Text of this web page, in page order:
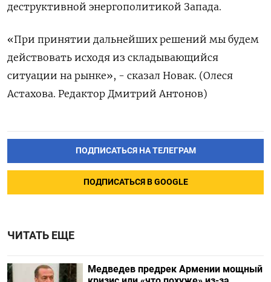
деструктивной энергополитикой Запада.
«При принятии дальнейших решений мы будем
действовать исходя из складывающийся
ситуации на рынке», - сказал Новак. (Олеся
Астахова. Редактор Дмитрий Антонов)
ПОДПИСАТЬСЯ НА ТЕЛЕГРАМ
ПОДПИСАТЬСЯ В GOOGLE
ЧИТАТЬ ЕЩЕ
Медведев предрек Армении мощный